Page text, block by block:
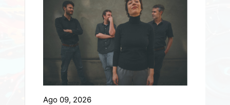
Ago 09, 2026